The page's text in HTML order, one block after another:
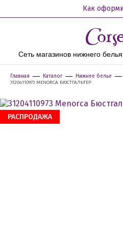
Как
Сеть магазинов нижнего
Главная Каталог Нижнее белье
31204110973 MENORCA БЮСТГАЛЬТЕР
РАСПРОДАЖА